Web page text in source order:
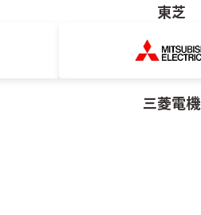
東芝
三菱電機